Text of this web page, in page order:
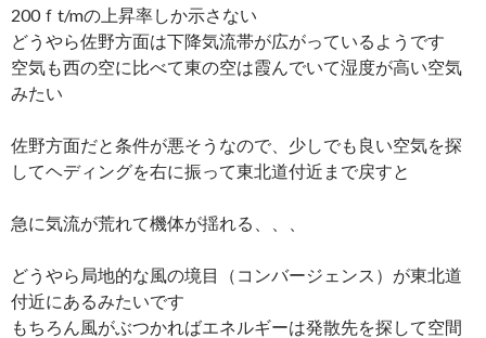
200ｆt/mの上昇率しか示さない
どうやら佐野方面は下降気流帯が広がっているようです
空気も西の空に比べて東の空は霞んでいて湿度が高い空気
みたい
佐野方面だと条件が悪そうなので、少しでも良い空気を探
してヘディングを右に振って東北道付近まで戻すと
急に気流が荒れて機体が揺れる、、、
どうやら局地的な風の境目（コンバージェンス）が東北道
付近にあるみたいです
もちろん風がぶつかればエネルギーは発散先を探して空間